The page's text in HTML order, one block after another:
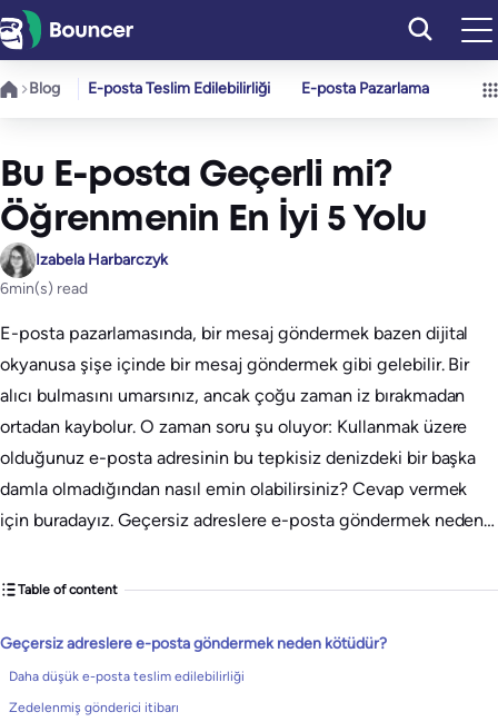
İçeriğe
geç
Blog E-posta Teslim Edilebilirliği E-posta Pazarlama
Bu E-posta Geçerli mi?
Öğrenmenin En İyi 5 Yolu
Izabela Harbarczyk
6min(s) read
E-posta pazarlamasında, bir mesaj göndermek bazen dijital
okyanusa şişe içinde bir mesaj göndermek gibi gelebilir. Bir
alıcı bulmasını umarsınız, ancak çoğu zaman iz bırakmadan
ortadan kaybolur. O zaman soru şu oluyor: Kullanmak üzere
olduğunuz e-posta adresinin bu tepkisiz denizdeki bir başka
damla olmadığından nasıl emin olabilirsiniz? Cevap vermek
için buradayız. Geçersiz adreslere e-posta göndermek neden…
Table of content
Geçersiz adreslere e-posta göndermek neden kötüdür?
Daha düşük e-posta teslim edilebilirliği
Zedelenmiş gönderici itibarı